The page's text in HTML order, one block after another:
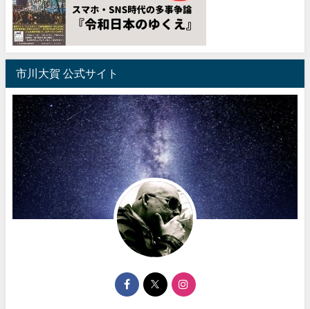
市川大賀 公式サイト